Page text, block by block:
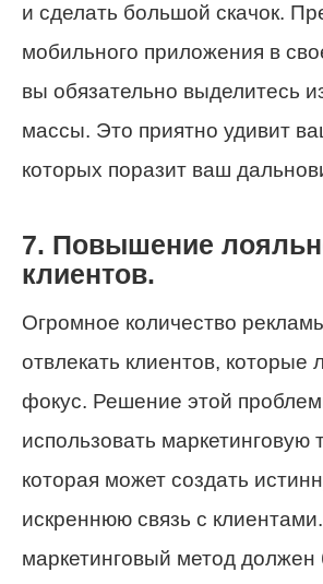
и сделать большой скачок.
мобильного приложения в
вы обязательно выделитесь
массы. Это приятно удивит
которых поразит ваш
7. Повышение
клиентов.
Огромное количество
отвлекать клиентов, которые
фокус. Решение этой
использовать маркетинговую
которая может создать
искреннюю связь с
маркетинговый метод должен